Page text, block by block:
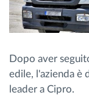
Dopo aver
edile, l'azienda è
leader a Cipro.